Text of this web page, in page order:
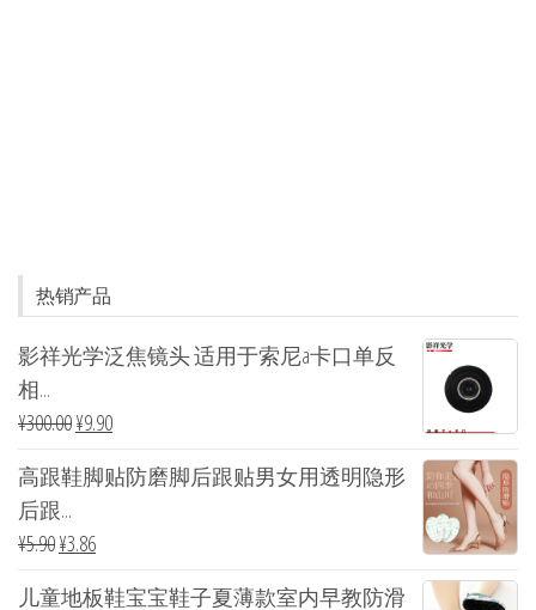
热销产品
影祥光学泛焦镜头 适用于索尼a卡口单反
相...
¥300.00¥9.90
高跟鞋脚贴防磨脚后跟贴男女用透明隐形
后跟...
¥5.90¥3.86
儿童地板鞋宝宝鞋子夏薄款室内早教防滑